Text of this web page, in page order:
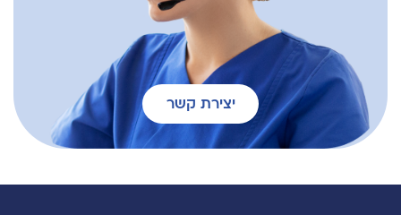
יצירת קשר